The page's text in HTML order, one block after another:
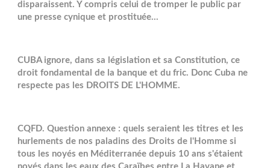
disparaissent. Y compris celui de tromper le public par
une presse cynique et prostituée...
CUBA ignore, dans sa législation et sa Constitution, ce
droit fondamental de la banque et du fric. Donc Cuba ne
respecte pas les DROITS DE L'HOMME.
CQFD. Question annexe : quels seraient les titres et les
hurlements de nos paladins des Droits de l'Homme si
tous les noyés en Méditerranée depuis 10 ans s'étaient